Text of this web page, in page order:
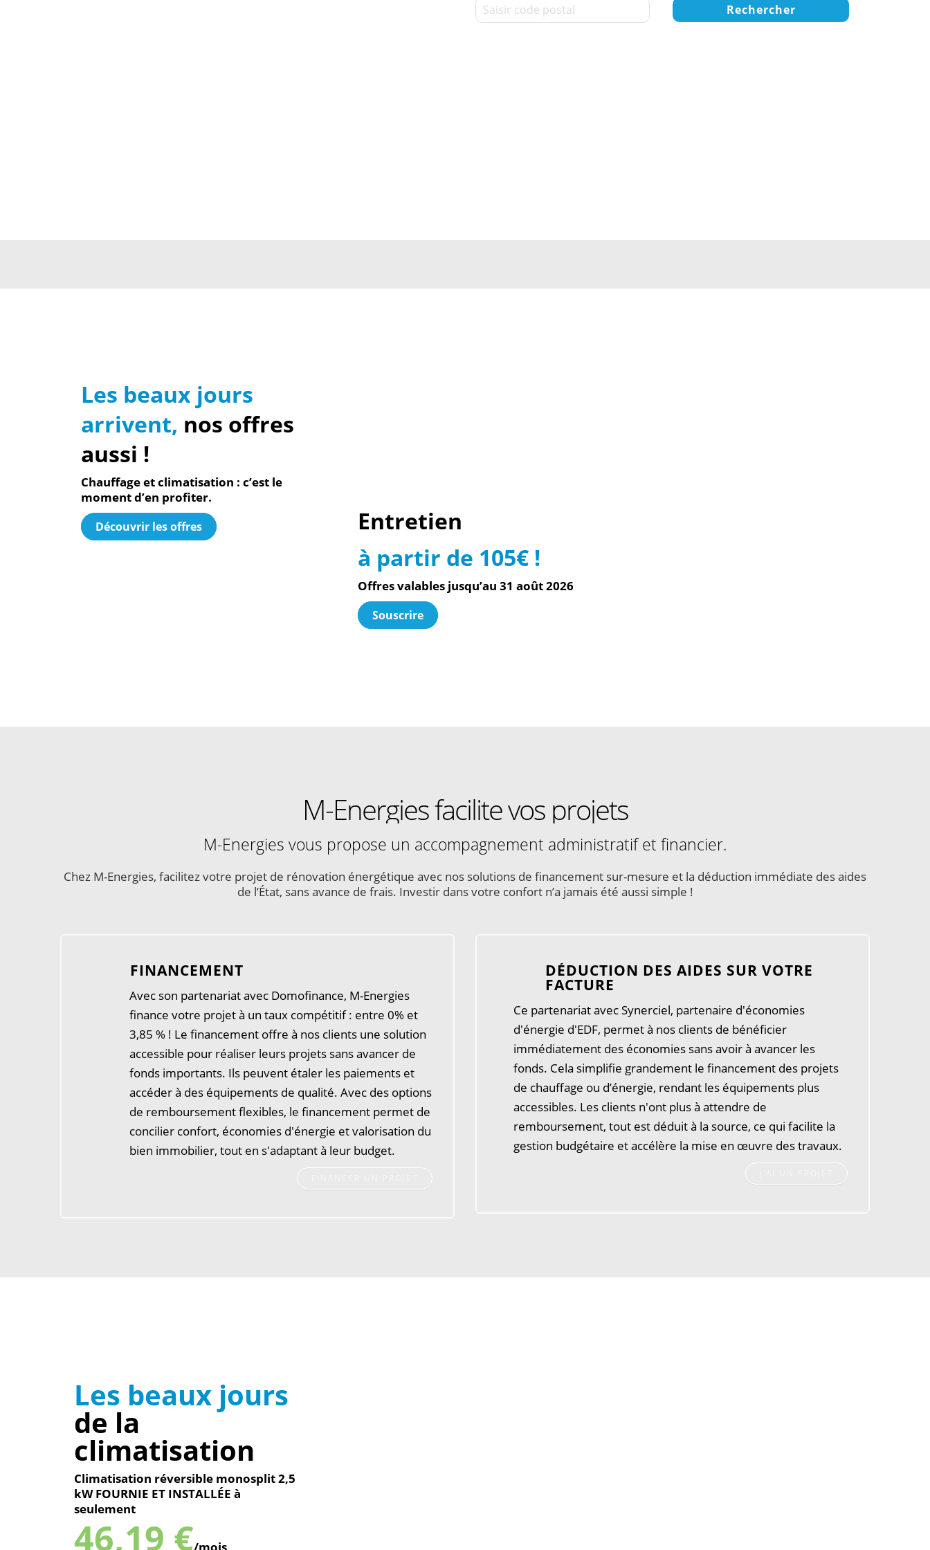
Les beaux jours
arrivent, nos offres
aussi !
Chauffage et climatisation : c’est le
moment d’en profiter.
Découvrir les offres
Entretien
à partir de 105€ !
Offres valables jusqu’au 31 août 2026
Souscrire
M-Energies facilite vos projets
M-Energies vous propose un accompagnement administratif et financier.
Chez M-Energies, facilitez votre projet de rénovation énergétique avec nos solutions de financement sur-mesure et la déduction immédiate des aides
de l’État, sans avance de frais. Investir dans votre confort n’a jamais été aussi simple !
FINANCEMENT
Avec son partenariat avec Domofinance, M-Energies
finance votre projet à un taux compétitif : entre 0% et
3,85 % ! Le financement offre à nos clients une solution
accessible pour réaliser leurs projets sans avancer de
fonds importants. Ils peuvent étaler les paiements et
accéder à des équipements de qualité. Avec des options
de remboursement flexibles, le financement permet de
concilier confort, économies d'énergie et valorisation du
bien immobilier, tout en s'adaptant à leur budget.
DÉDUCTION DES AIDES SUR VOTRE
FACTURE
Ce partenariat avec Synerciel, partenaire d'économies
d'énergie d'EDF, permet à nos clients de bénéficier
immédiatement des économies sans avoir à avancer les
fonds. Cela simplifie grandement le financement des projets
de chauffage ou d’énergie, rendant les équipements plus
accessibles. Les clients n'ont plus à attendre de
remboursement, tout est déduit à la source, ce qui facilite la
gestion budgétaire et accélère la mise en œuvre des travaux.
Les beaux jours
de la
climatisation
Climatisation réversible monosplit 2,5
kW FOURNIE ET INSTALLÉE à
seulement
46,19 €